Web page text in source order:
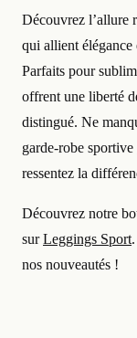
Découvrez l’allure
qui allient
Parfaits pour
offrent une liberté
distingué. Ne
garde-robe sportive
ressentez la
Découvrez notre
surLeggings Sport
nos nouveautés !